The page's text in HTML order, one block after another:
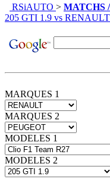
RSiAUTO > MATCHS
205 GTI 1.9 vs
MARQUES 1
MARQUES 2
MODELES 1
MODELES 2